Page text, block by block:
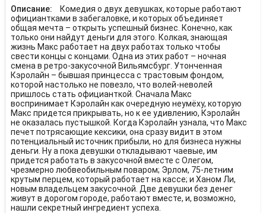
Описание:
Комедия о двух девушках, которые работают
официантками в забегаловке, и которых объединяет
общая мечта – открыть успешный бизнес. Конечно, как
только они найдут деньги для этого. Колкая, знающая
жизнь Макс работает на двух работах только чтобы
свести концы с концами. Одна из этих работ – ночная
смена в ретро-закусочной Вильямсбург. Утонченная
Кэролайн – бывшая принцесса с трастовым фондом,
которой настолько не повезло, что волей-неволей
пришлось стать официанткой. Сначала Макс
воспринимает Кэролайн как очередную неумёху, которую
Макс придется прикрывать, но к ее удивлению, Кэролайн
не оказалась пустышкой. Когда Кэролайн узнала, что Макс
печет потрясающие кексики, она сразу видит в этом
потенциальный источник прибыли, но для бизнеса нужны
деньги. Ну а пока девушки откладывают чаевые, им
придется работать в закусочной вместе с Олегом,
чрезмерно любвеобильным поваром; Эрлом, 75-летним
крутым перцем, который работает на кассе; и Ханом Ли,
новым владельцем закусочной. Две девушки без денег
живут в дорогом городе, работают вместе, и, возможно,
нашли секретный ингредиент успеха.